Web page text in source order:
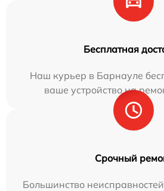
Бесплатная
Наш курьер в Барнауле
ваше устройство на
Срочный
Большинство